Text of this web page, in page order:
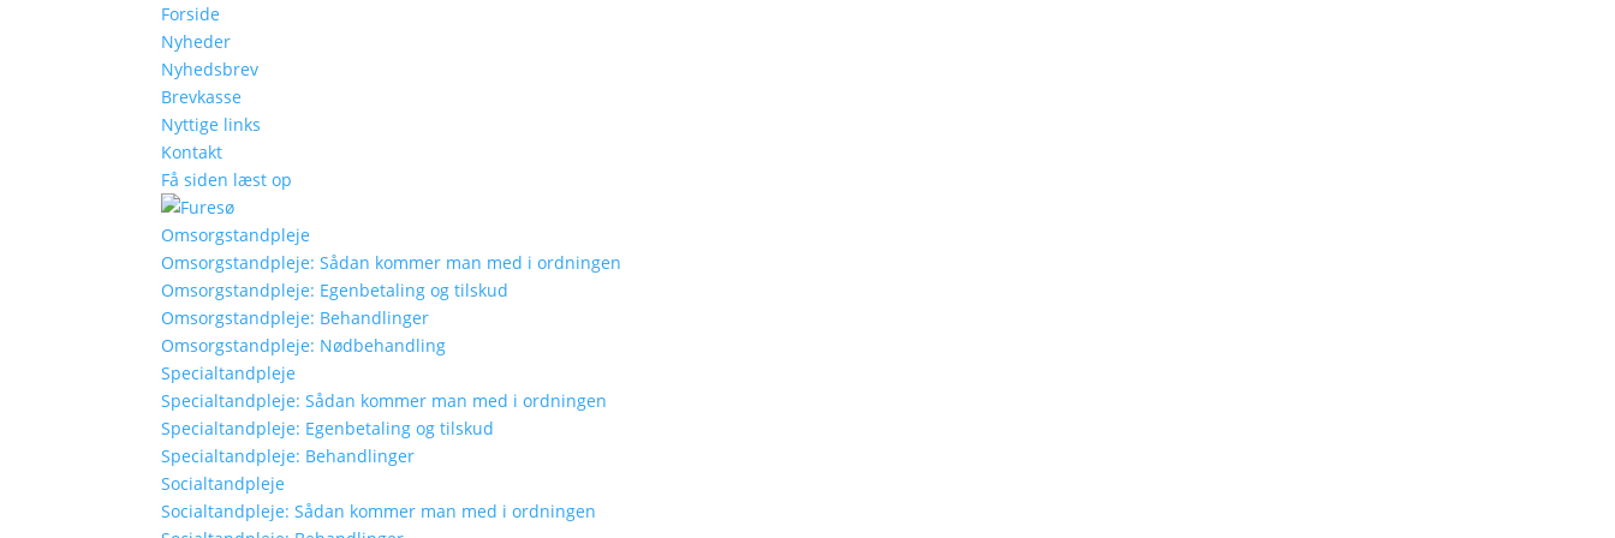
Forside
Nyheder
Nyhedsbrev
Brevkasse
Nyttige links
Kontakt
Få siden læst op
Omsorgstandpleje
Omsorgstandpleje: Sådan kommer man med i ordningen
Omsorgstandpleje: Egenbetaling og tilskud
Omsorgstandpleje: Behandlinger
Omsorgstandpleje: Nødbehandling
Specialtandpleje
Specialtandpleje: Sådan kommer man med i ordningen
Specialtandpleje: Egenbetaling og tilskud
Specialtandpleje: Behandlinger
Socialtandpleje
Socialtandpleje: Sådan kommer man med i ordningen